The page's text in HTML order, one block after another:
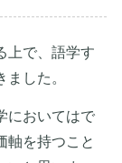
上で、語学す
した。
においてはで
軸を持つこと